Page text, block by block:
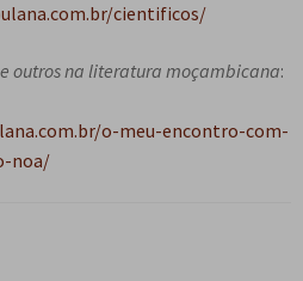
cientificos/
e outros na literatura moçambicana:
o-meu-encontro-com-
noa/